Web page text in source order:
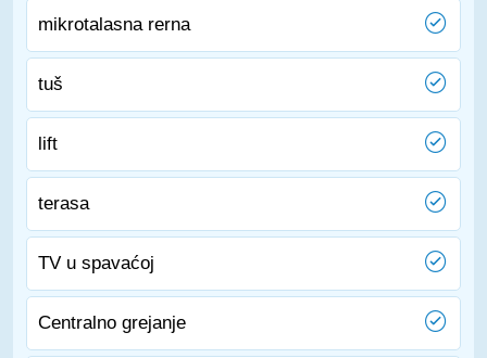
mikrotalasna rerna
tuš
lift
terasa
TV u spavaćoj
Centralno grejanje